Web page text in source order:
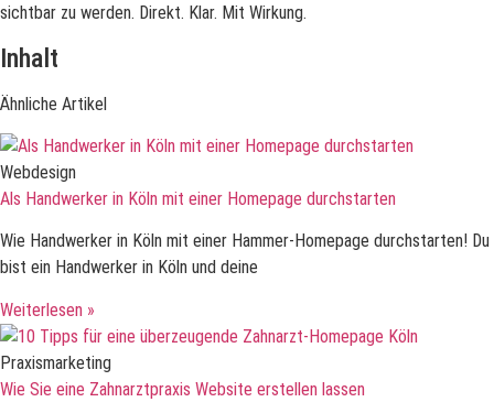
sichtbar zu werden. Direkt. Klar. Mit Wirkung.
Inhalt
Ähnliche Artikel
Webdesign
Als Handwerker in Köln mit einer Homepage durchstarten
Wie Handwerker in Köln mit einer Hammer-Homepage durchstarten! Du
bist ein Handwerker in Köln und deine
Weiterlesen »
Praxismarketing
Wie Sie eine Zahnarztpraxis Website erstellen lassen